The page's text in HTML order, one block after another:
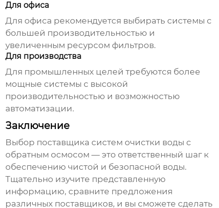
Для офиса
Для офиса рекомендуется выбирать системы с
большей производительностью и
увеличенным ресурсом фильтров.
Для производства
Для промышленных целей требуются более
мощные системы с высокой
производительностью и возможностью
автоматизации.
Заключение
Выбор поставщика систем очистки воды с
обратным осмосом — это ответственный шаг к
обеспечению чистой и безопасной воды.
Тщательно изучите представленную
информацию, сравните предложения
различных поставщиков, и вы сможете сделать